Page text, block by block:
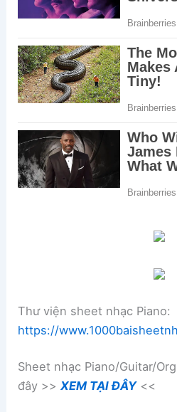
Thư viện sheet nhạc Piano:
https://
Sheet nhạc Piano/Guitar/
đây >>XEM TẠI ĐÂY<<